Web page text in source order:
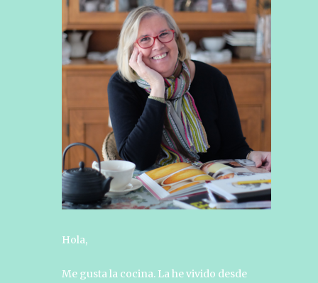
Hola,
Me gusta la cocina. La he vivido desde